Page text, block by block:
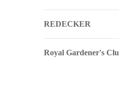
REDECKER
Royal Gardener's